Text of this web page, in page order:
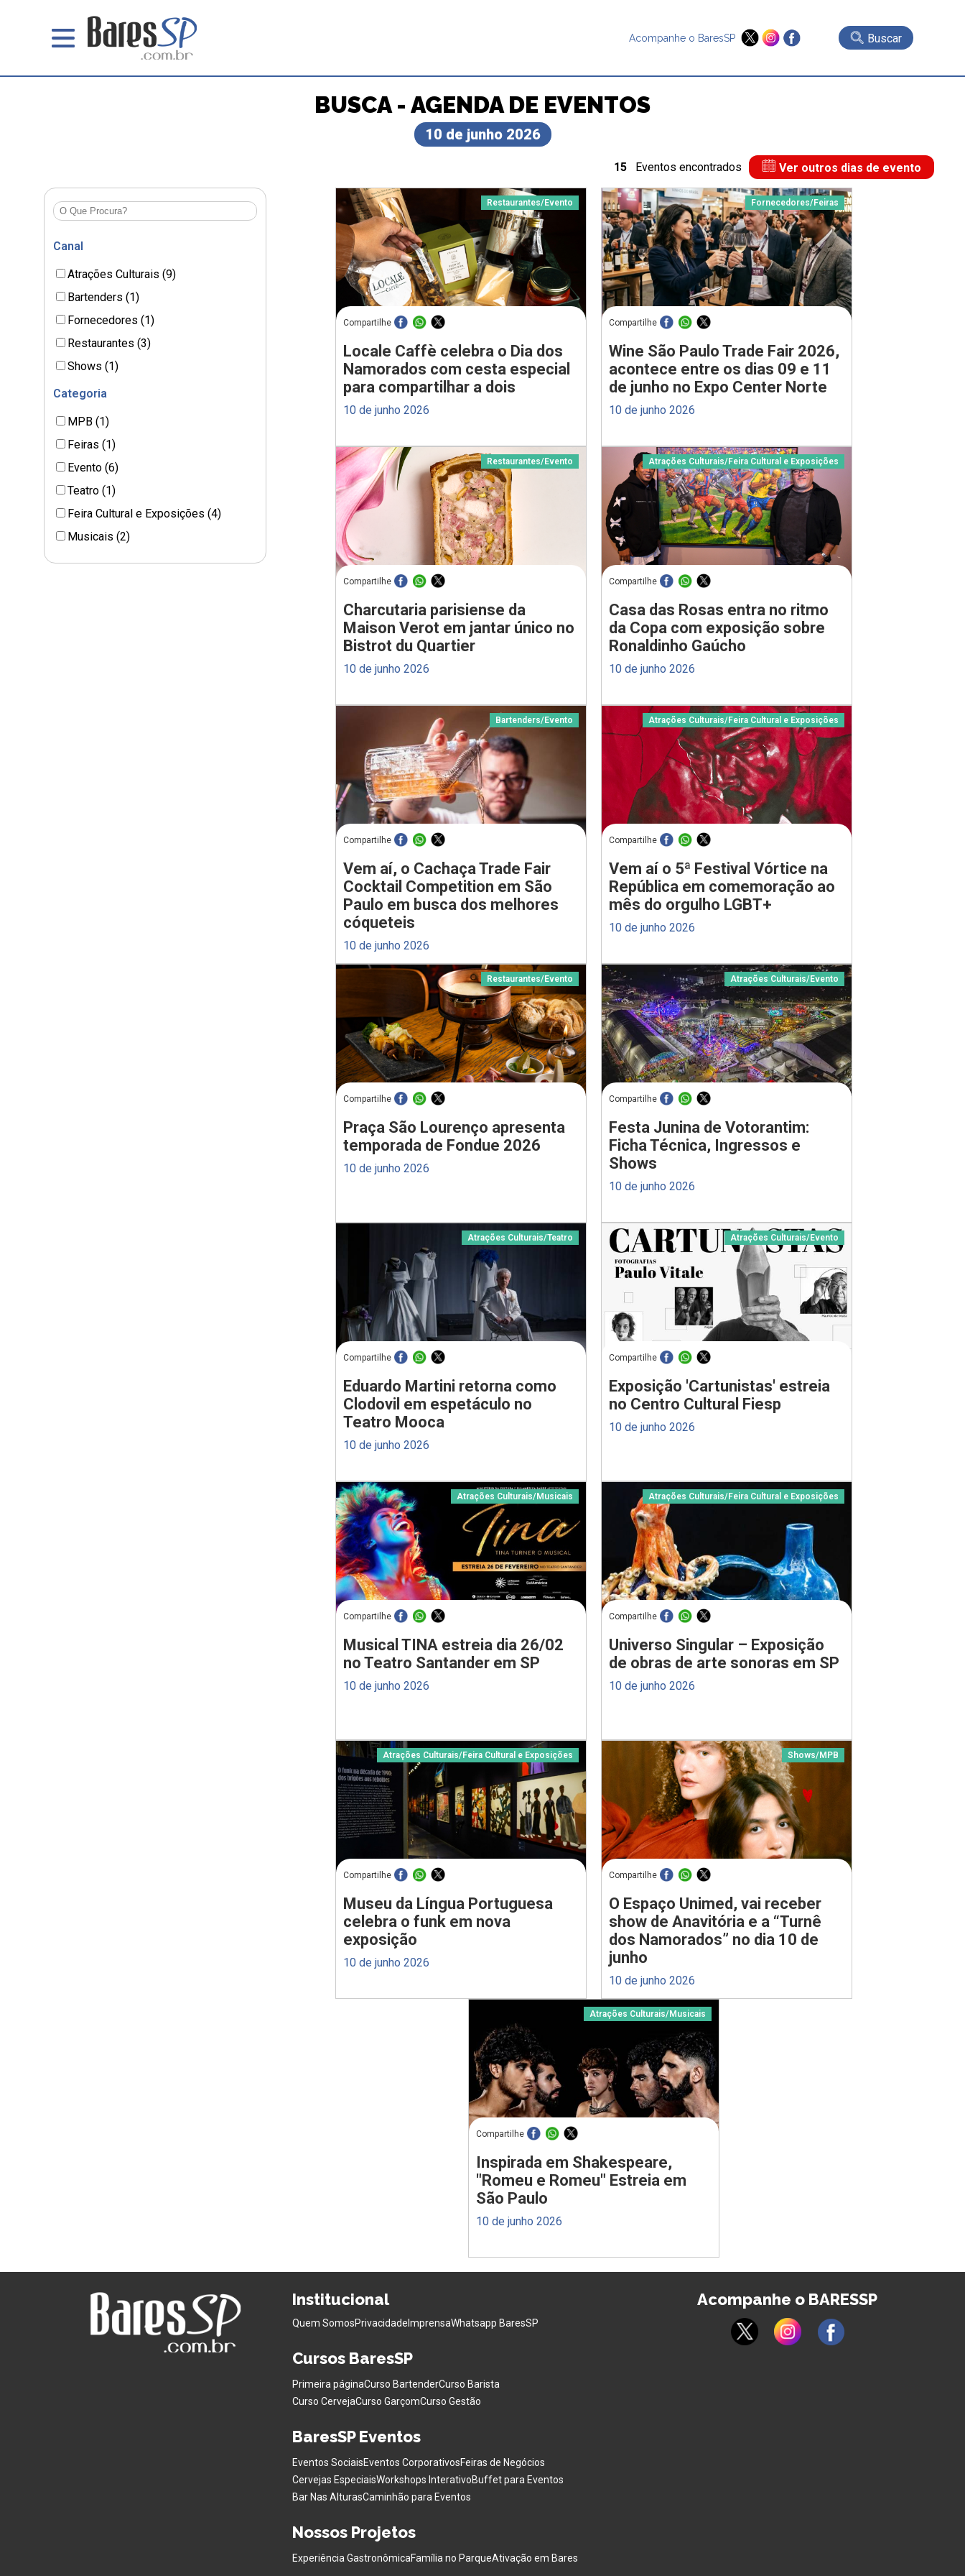
Acompanhe o BaresSP Buscar
BUSCA - AGENDA DE EVENTOS
10 de junho 2026
15Eventos encontrados Ver outros dias de evento
Canal
Atrações Culturais (9)
Bartenders (1)
Fornecedores (1)
Restaurantes (3)
Shows (1)
Categoria
MPB (1)
Feiras (1)
Evento (6)
Teatro (1)
Feira Cultural e Exposições (4)
Musicais (2)
Restaurantes/Evento
Compartilhe
Locale Caffè celebra o Dia dos
Namorados com cesta especial
para compartilhar a dois
10 de junho 2026
Fornecedores/Feiras
Compartilhe
Wine São Paulo Trade Fair 2026,
acontece entre os dias 09 e 11
de junho no Expo Center Norte
10 de junho 2026
Restaurantes/Evento
Compartilhe
Charcutaria parisiense da
Maison Verot em jantar único no
Bistrot du Quartier
10 de junho 2026
Atrações Culturais/Feira Cultural e Exposições
Compartilhe
Casa das Rosas entra no ritmo
da Copa com exposição sobre
Ronaldinho Gaúcho
10 de junho 2026
Bartenders/Evento
Compartilhe
Vem aí, o Cachaça Trade Fair
Cocktail Competition em São
Paulo em busca dos melhores
cóqueteis
10 de junho 2026
Atrações Culturais/Feira Cultural e Exposições
Compartilhe
Vem aí o 5ª Festival Vórtice na
República em comemoração ao
mês do orgulho LGBT+
10 de junho 2026
Restaurantes/Evento
Compartilhe
Praça São Lourenço apresenta
temporada de Fondue 2026
10 de junho 2026
Atrações Culturais/Evento
Compartilhe
Festa Junina de Votorantim:
Ficha Técnica, Ingressos e
Shows
10 de junho 2026
Atrações Culturais/Teatro
Compartilhe
Eduardo Martini retorna como
Clodovil em espetáculo no
Teatro Mooca
10 de junho 2026
Atrações Culturais/Evento
Compartilhe
Exposição 'Cartunistas' estreia
no Centro Cultural Fiesp
10 de junho 2026
Atrações Culturais/Musicais
Compartilhe
Musical TINA estreia dia 26/02
no Teatro Santander em SP
10 de junho 2026
Atrações Culturais/Feira Cultural e Exposições
Compartilhe
Universo Singular – Exposição
de obras de arte sonoras em SP
10 de junho 2026
Atrações Culturais/Feira Cultural e Exposições
Compartilhe
Museu da Língua Portuguesa
celebra o funk em nova
exposição
10 de junho 2026
Shows/MPB
Compartilhe
O Espaço Unimed, vai receber
show de Anavitória e a “Turnê
dos Namorados” no dia 10 de
junho
10 de junho 2026
Atrações Culturais/Musicais
Compartilhe
Inspirada em Shakespeare,
"Romeu e Romeu" Estreia em
São Paulo
10 de junho 2026
Institucional
Quem SomosPrivacidadeImprensaWhatsapp BaresSP
Cursos BaresSP
Primeira páginaCurso BartenderCurso Barista
Curso CervejaCurso GarçomCurso Gestão
BaresSP Eventos
Eventos SociaisEventos CorporativosFeiras de Negócios
Cervejas EspeciaisWorkshops InterativoBuffet para Eventos
Bar Nas AlturasCaminhão para Eventos
Nossos Projetos
Experiência GastronômicaFamília no ParqueAtivação em Bares
Acompanhe o BARESSP